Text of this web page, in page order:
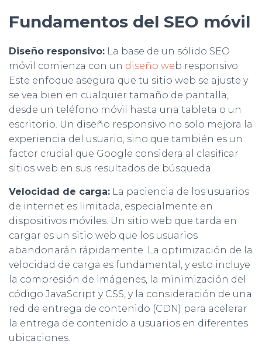
Fundamentos del SEO móvil
Diseño responsivo: La base de un sólido SEO
móvil comienza con un diseño web responsivo.
Este enfoque asegura que tu sitio web se ajuste y
se vea bien en cualquier tamaño de pantalla,
desde un teléfono móvil hasta una tableta o un
escritorio. Un diseño responsivo no solo mejora la
experiencia del usuario, sino que también es un
factor crucial que Google considera al clasificar
sitios web en sus resultados de búsqueda.
Velocidad de carga: La paciencia de los usuarios
de internet es limitada, especialmente en
dispositivos móviles. Un sitio web que tarda en
cargar es un sitio web que los usuarios
abandonarán rápidamente. La optimización de la
velocidad de carga es fundamental, y esto incluye
la compresión de imágenes, la minimización del
código JavaScript y CSS, y la consideración de una
red de entrega de contenido (CDN) para acelerar
la entrega de contenido a usuarios en diferentes
ubicaciones.